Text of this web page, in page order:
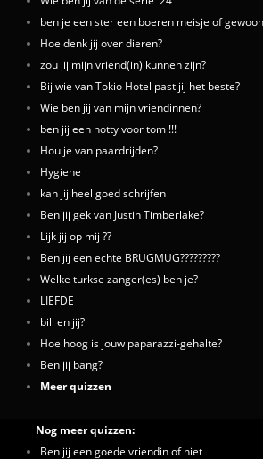
ben je een ster een boeren meisje of gewoon
Hoe denk jij over dieren?
zou jij mijn vriend(in) kunnen zijn?
Bij wie van Tokio Hotel past jij het beste?
Wie ben jij van mijn vriendinnen?
ben jij een hotty voor tom !!!
Hou je van paardrijden?
Hygiene
kan jij heel goed schrijfen
Ben jij gek van Justin Timberlake?
Lijk jij op mij ??
Ben jij een echte BRUGMUG?????????
Welke turkse zanger(es) ben je?
LIEFDE
bill en jij?
Hoe hoog is jouw paparazzi-gehalte?
Ben jij bang?
Meer quizzen
Nog meer quizzen:
Ben jij een goede vriendin of niet